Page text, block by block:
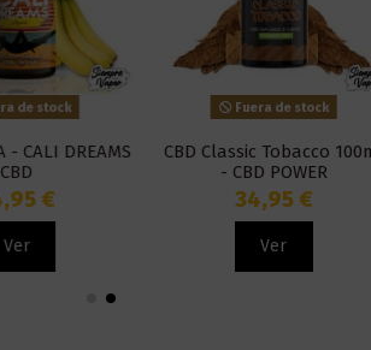
DREAMS
Fuera de stock
CBD Classic Tobacco 100ml
- CBD POWER
34,95 €